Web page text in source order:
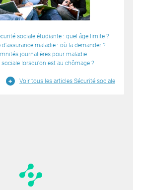
sociale étudiante : quel âge limite ?
d'assurance maladie : où la demander ?
journalières pour maladie
lorsqu'on est au chômage ?
Voir tous les articles Sécurité sociale